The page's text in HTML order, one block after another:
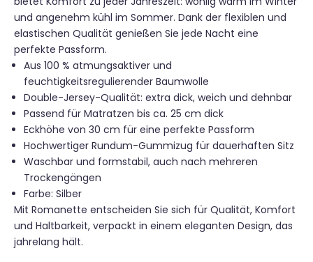
und angenehm kühl im Sommer. Dank der flexiblen und
elastischen Qualität genießen Sie jede Nacht eine
perfekte Passform.
Aus 100 % atmungsaktiver und
feuchtigkeitsregulierender Baumwolle
Double-Jersey-Qualität: extra dick, weich und dehnbar
Passend für Matratzen bis ca. 25 cm dick
Eckhöhe von 30 cm für eine perfekte Passform
Hochwertiger Rundum-Gummizug für dauerhaften Sitz
Waschbar und formstabil, auch nach mehreren
Trockengängen
Farbe: Silber
Mit Romanette entscheiden Sie sich für Qualität, Komfort
und Haltbarkeit, verpackt in einem eleganten Design, das
jahrelang hält.